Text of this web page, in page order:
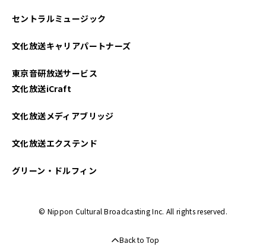
セントラルミュージック
文化放送キャリアパートナーズ
東京音研放送サービス
文化放送iCraft
文化放送メディアブリッジ
文化放送エクステンド
グリーン・ドルフィン
© Nippon Cultural Broadcasting Inc. All rights reserved.
Back to Top